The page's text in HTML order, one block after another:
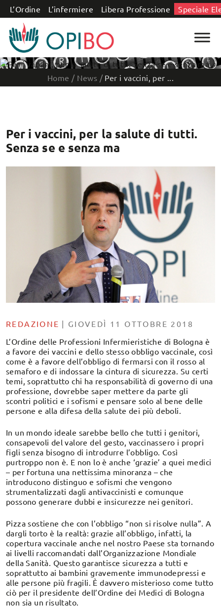
Salta al contenuto
L’Ordine L’infermiere Libera Professione Speciale
Home / News / Per i vaccini, per ...
Per i vaccini, per la salute di tutti.
Senza se e senza ma
REDAZIONE | GIOVEDÌ 11 OTTOBRE 2018
L’Ordine delle Professioni Infermieristiche di Bologna è
a favore dei vaccini e dello stesso obbligo vaccinale, così
come è a favore dell’obbligo di fermarsi con il rosso al
semaforo e di indossare la cintura di sicurezza. Su certi
temi, soprattutto chi ha responsabilità di governo di una
professione, dovrebbe saper mettere da parte gli
scontri politici e i sofismi e pensare solo al bene delle
persone e alla difesa della salute dei più deboli.
In un mondo ideale sarebbe bello che tutti i genitori,
consapevoli del valore del gesto, vaccinassero i propri
figli senza bisogno di introdurre l’obbligo. Così
purtroppo non è. E non lo è anche ‘grazie’ a quei medici
– per fortuna una nettissima minoranza – che
introducono distinguo e sofismi che vengono
strumentalizzati dagli antivaccinisti e comunque
possono generare dubbi e insicurezze nei genitori.
Pizza sostiene che con l’obbligo “non si risolve nulla”. A
dargli torto è la realtà: grazie all’obbligo, infatti, la
copertura vaccinale anche nel nostro Paese sta tornando
ai livelli raccomandati dall’Organizzazione Mondiale
della Sanità. Questo garantisce sicurezza a tutti e
soprattutto ai bambini gravemente immunodepressi e
alle persone più fragili. È davvero misterioso come tutto
ciò per il presidente dell’Ordine dei Medici di Bologna
non sia un risultato.